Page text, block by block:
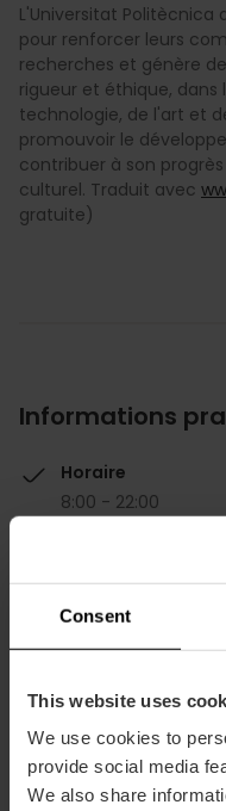
Consent
This website uses
We use cookies to
provide social media
We also share
L'Universitat Politècnica
pour renforcer leurs
recherches et génère
rigueur et éthique, dans
technologie, de l'art et
promouvoir le
contribuer à son
culturel. Traduit avec
gratuite)
Informations
Horaire
8:00 - 22:00
Comment s'y
Camino De Vera